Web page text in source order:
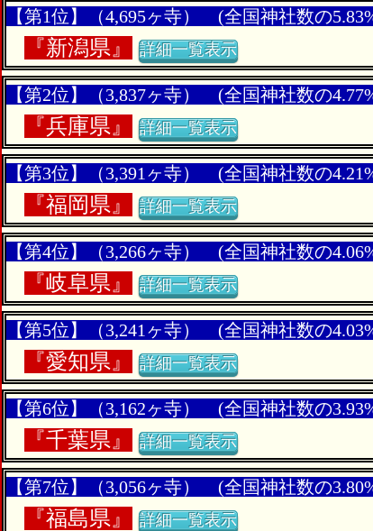
【第1位】（4,695ヶ寺） (全国神社数の
『新潟県』 詳細一覧表示
【第2位】（3,837ヶ寺） (全国神社数の
『兵庫県』 詳細一覧表示
【第3位】（3,391ヶ寺） (全国神社数の
『福岡県』 詳細一覧表示
【第4位】（3,266ヶ寺） (全国神社数の
『岐阜県』 詳細一覧表示
【第5位】（3,241ヶ寺） (全国神社数の
『愛知県』 詳細一覧表示
【第6位】（3,162ヶ寺） (全国神社数の
『千葉県』 詳細一覧表示
【第7位】（3,056ヶ寺） (全国神社数の
『福島県』 詳細一覧表示